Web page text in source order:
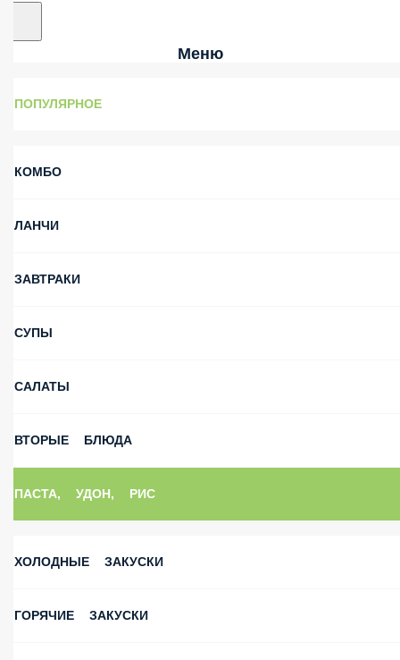
Меню
ПОПУЛЯРНОЕ
КОМБО
ЛАНЧИ
ЗАВТРАКИ
СУПЫ
САЛАТЫ
ВТОРЫЕ БЛЮДА
ПАСТА, УДОН, РИС
ХОЛОДНЫЕ ЗАКУСКИ
ГОРЯЧИЕ ЗАКУСКИ